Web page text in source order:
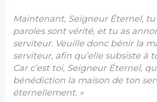
Maintenant, Seigneur Éternel, tu
paroles sont vérité, et tu as
serviteur. Veuille donc bénir la
serviteur, afin qu’elle subsiste à
Car c’est toi, Seigneur Éternel,
bénédiction la maison de ton
éternellement. »